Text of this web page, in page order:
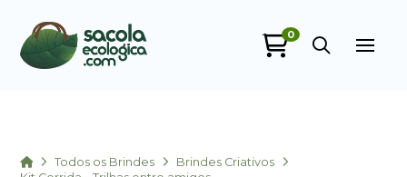
0
HomeTodos os Brindes
Brindes Criativos